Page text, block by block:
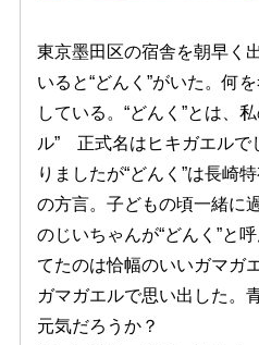
東京墨田区の宿舎を朝早く
いると“どんく”がいた。何
している。“どんく”とは、
ル” 正式名はヒキガエルで
りましたが“どんく”は長崎
の方言。子どもの頃一緒に
のじいちゃんが“どんく”と
てたのは恰幅のいいガマガ
ガマガエルで思い出した。
元気だろうか？